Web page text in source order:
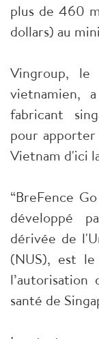
plus de 460
dollars) au
Vingroup, le
vietnamien,
fabricant
pour apporter
Vietnam d'ici
“BreFence
développé
dérivée de
(NUS), est
santé de